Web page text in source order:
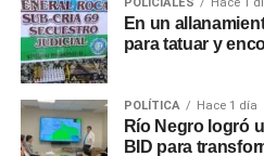
POLICIALES Hace 1
En un
para tatuar y
POLÍTICA Hace 1 día
Río Negro logró
BID para